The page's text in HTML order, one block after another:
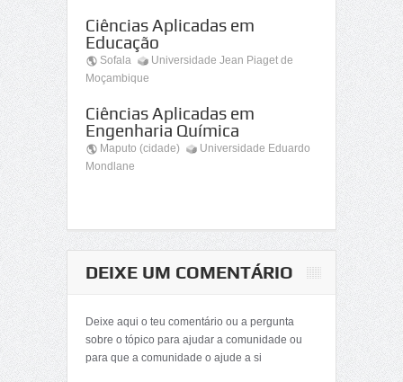
Ciências Aplicadas em
Educação
Sofala
Universidade Jean Piaget de
Moçambique
Ciências Aplicadas em
Engenharia Química
Maputo (cidade)
Universidade Eduardo
Mondlane
DEIXE UM COMENTÁRIO
Deixe aqui o teu comentário ou a pergunta
sobre o tópico para ajudar a comunidade ou
para que a comunidade o ajude a si